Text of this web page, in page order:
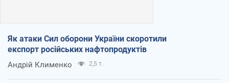
Як атаки Сил оборони України скоротили
експорт російських нафтопродуктів
Андрій Клименко 2,5 т.